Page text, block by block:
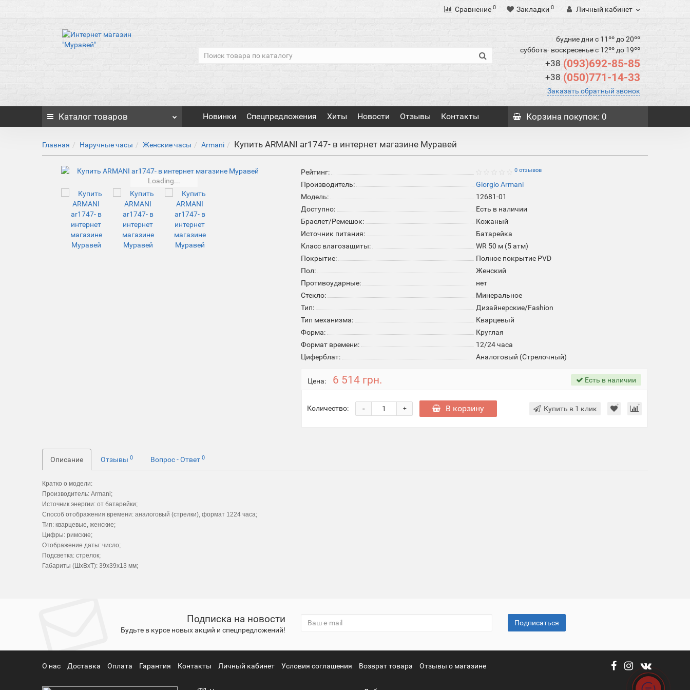
Сравнение 0 Закладки 0 Личный кабинет
будние дни с 11ºº до 20ºº
суббота- воскресенье с 12ºº до 19ºº
+38 (093)692-85-85
+38 (050)771-14-33
Заказать обратный звонок
Каталог товаров Новинки Спецпредложения Хиты Новости Отзывы Контакты Корзина покупок: 0
Главная Наручные часы Женские часы Armani Купить ARMANI ar1747- в интернет магазине Муравей
Loading...
Рейтинг: 0 отзывов
Производитель:
Giorgio Armani
Модель:
12681-01
Доступно:
Есть в наличии
Браслет/Ремешок:
Кожаный
Источник питания:
Батарейка
Класс влагозащиты:
WR 50 м (5 атм)
Покрытие:
Полное покрытие PVD
Пол:
Женский
Противоударные:
нет
Стекло:
Минеральное
Тип:
Дизайнерские/Fashion
Тип механизма:
Кварцевый
Форма:
Круглая
Формат времени:
12/24 часа
Циферблат:
Аналоговый (Стрелочный)
Цена: 6 514 грн. Есть в наличии
Количество: +
- В корзину Купить в 1 клик
Описание Отзывы0 Вопрос - Ответ0
Кратко о модели:
Производитель: Armani;
Источник энергии: от батарейки;
Способ отображения времени: аналоговый (стрелки), формат 1224 часа;
Тип: кварцевые, женские;
Цифры: римские;
Отображение даты: число;
Подсветка: стрелок;
Габариты (ШхВхТ): 39x39x13 мм;
Подписка на новости
Будьте в курсе новых акций и спецпредложений!
Подписаться
О нас Доставка Оплата Гарантия Контакты Личный кабинет Условия соглашения Возврат товара Отзывы о магазине